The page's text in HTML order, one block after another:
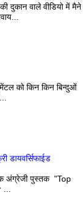
दुकान वाले वीडियो में मैने
को किन किन बिन्दुओं
डायवर्सिफाईड
एक अंग्रेजी पुस्तक "Top